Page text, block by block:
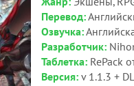
Перевод:
Озвучка:
Разработчик:
Таблетка:RePack
Версия:v 1.1.3 +